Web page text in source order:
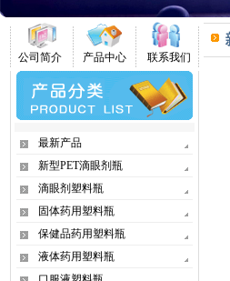
公司简介 产品中心 联系我们
最新产品
新型PET滴眼剂瓶
滴眼剂塑料瓶
固体药用塑料瓶
保健品药用塑料瓶
液体药用塑料瓶